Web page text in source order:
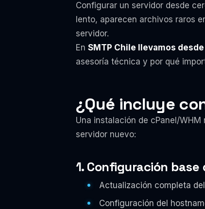
Configurar un servidor desde
lento, aparecen archivos raros
servidor.
En SMTP Chile llevamos
asesoría técnica y por qué
¿Qué incluye
Una instalación de cPanel/
servidor nuevo:
1. Configuración
Actualización completa
Configuración del